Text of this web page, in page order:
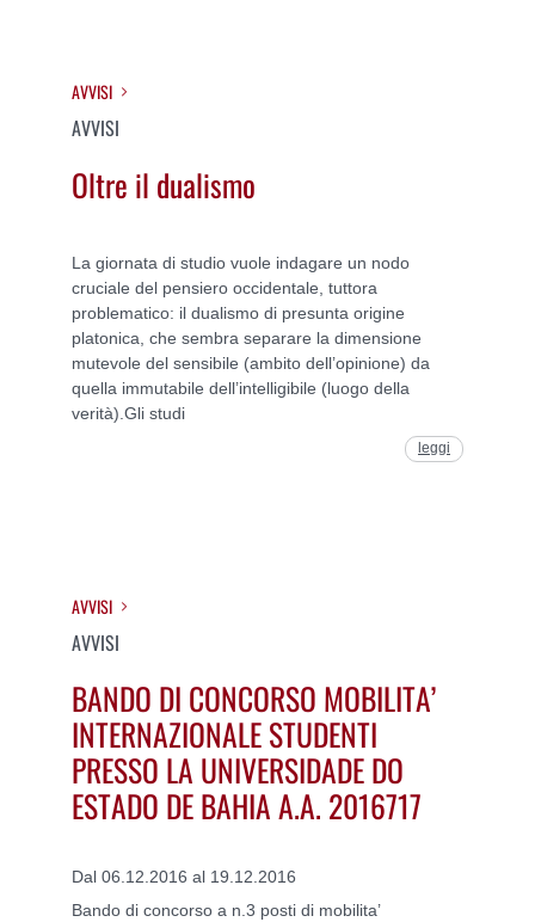
AVVISI
AVVISI
Oltre il dualismo
La giornata di studio vuole indagare un nodo
cruciale del pensiero occidentale, tuttora
problematico: il dualismo di presunta origine
platonica, che sembra separare la dimensione
mutevole del sensibile (ambito dell’opinione) da
quella immutabile dell’intelligibile (luogo della
verità).Gli studi
leggi
AVVISI
AVVISI
BANDO DI CONCORSO MOBILITA’
INTERNAZIONALE STUDENTI
PRESSO LA UNIVERSIDADE DO
ESTADO DE BAHIA A.A. 2016717
Dal 06.12.2016 al 19.12.2016
Bando di concorso a n.3 posti di mobilita’